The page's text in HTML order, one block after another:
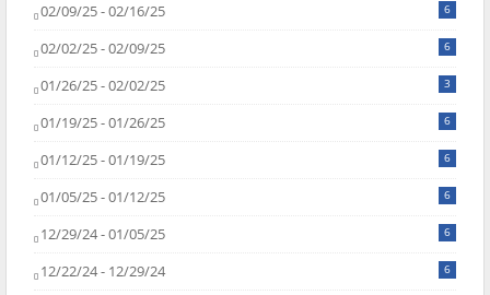
02/09/25 - 02/16/25 6
02/02/25 - 02/09/25 6
01/26/25 - 02/02/25 3
01/19/25 - 01/26/25 6
01/12/25 - 01/19/25 6
01/05/25 - 01/12/25 6
12/29/24 - 01/05/25 6
12/22/24 - 12/29/24 6